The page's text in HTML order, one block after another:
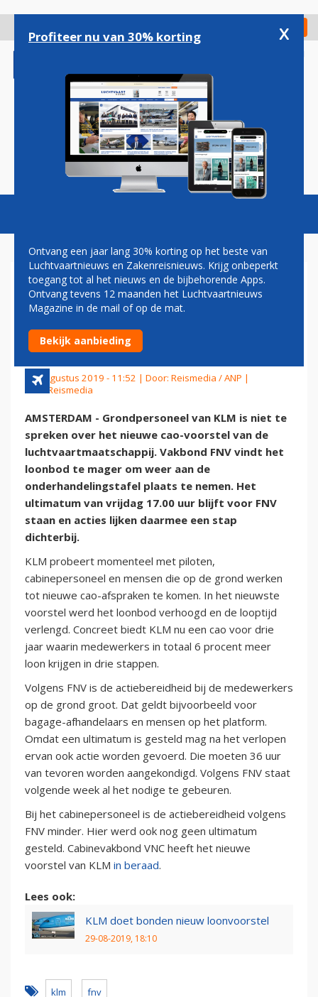
gaan
Check in
Magazine Podcasts Vacatures
FNV: LOONBOD KLM NIET
GOED GENOEG, ACTIES
AANSTAANDE
30 augustus 2019 - 11:52 | Door: Reismedia / ANP |
Foto: Reismedia
AMSTERDAM - Grondpersoneel van KLM is niet te
spreken over het nieuwe cao-voorstel van de
luchtvaartmaatschappij. Vakbond FNV vindt het
loonbod te mager om weer aan de
onderhandelingstafel plaats te nemen. Het
ultimatum van vrijdag 17.00 uur blijft voor FNV
staan en acties lijken daarmee een stap
dichterbij.
KLM probeert momenteel met piloten,
cabinepersoneel en mensen die op de grond werken
tot nieuwe cao-afspraken te komen. In het nieuwste
voorstel werd het loonbod verhoogd en de looptijd
verlengd. Concreet biedt KLM nu een cao voor drie
jaar waarin medewerkers in totaal 6 procent meer
loon krijgen in drie stappen.
Volgens FNV is de actiebereidheid bij de medewerkers
op de grond groot. Dat geldt bijvoorbeeld voor
bagage-afhandelaars en mensen op het platform.
Omdat een ultimatum is gesteld mag na het verlopen
ervan ook actie worden gevoerd. Die moeten 36 uur
van tevoren worden aangekondigd. Volgens FNV staat
volgende week al het nodige te gebeuren.
Bij het cabinepersoneel is de actiebereidheid volgens
FNV minder. Hier werd ook nog geen ultimatum
gesteld. Cabinevakbond VNC heeft het nieuwe
voorstel van KLM in beraad.
Lees ook:
KLM doet bonden nieuw loonvoorstel
29-08-2019, 18:10
klm fnv
Profiteer nu van 30% korting x
Ontvang een jaar lang 30% korting op het beste van
Luchtvaartnieuws en Zakenreisnieuws. Krijg onbeperkt
toegang tot al het nieuws en de bijbehorende Apps.
Ontvang tevens 12 maanden het Luchtvaartnieuws
Magazine in de mail of op de mat.
Bekijk aanbieding